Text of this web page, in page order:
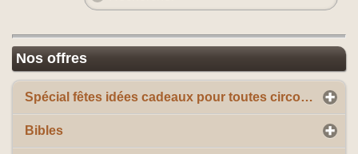
Nos offres
Spécial fêtes idées cadeaux pour toutes circonstances
Bibles